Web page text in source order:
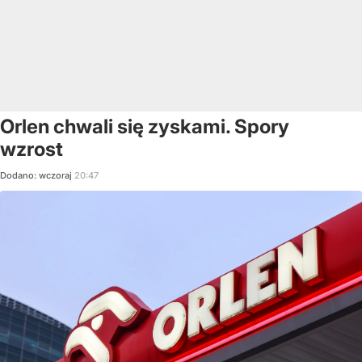
Orlen chwali się zyskami. Spory
wzrost
Dodano: wczoraj 20:47